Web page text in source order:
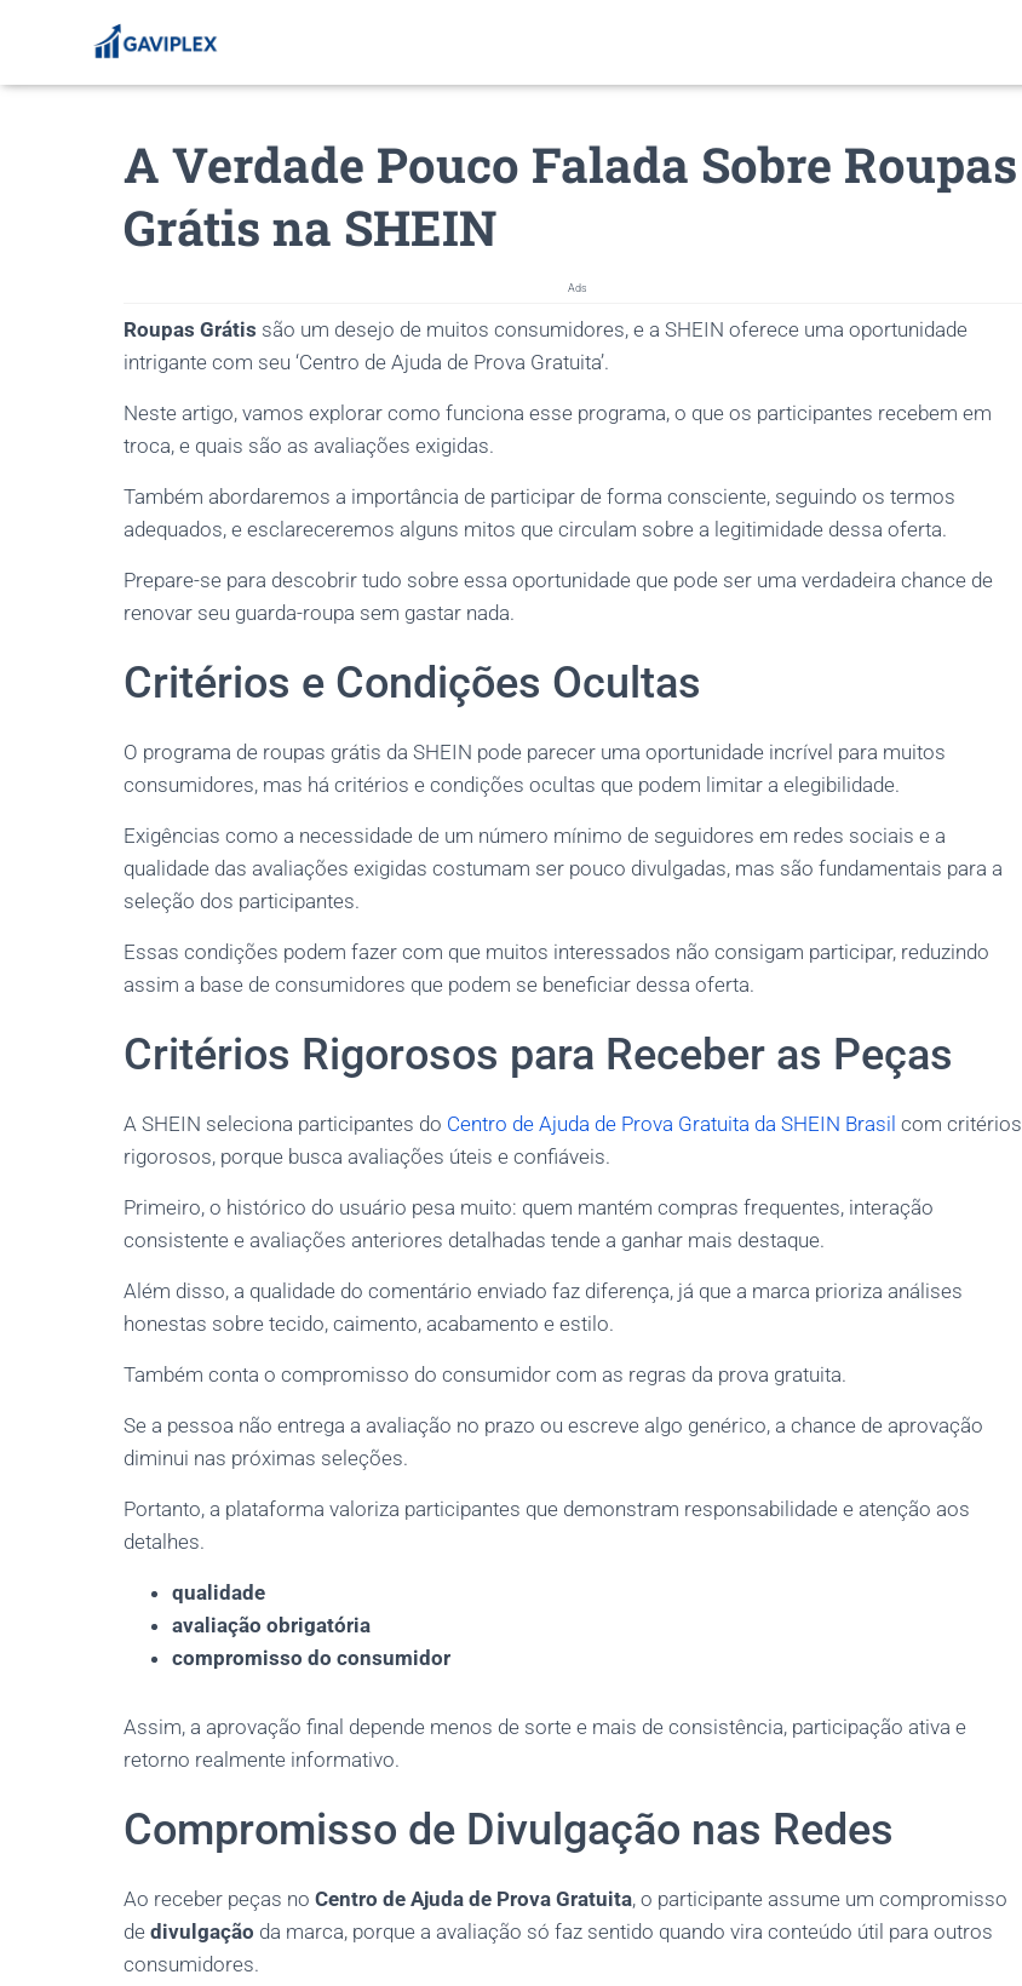
A Verdade Pouco Falada Sobre Roupas
Grátis na SHEIN
Ads
Roupas Grátis são um desejo de muitos consumidores, e a SHEIN oferece uma oportunidade
intrigante com seu ‘Centro de Ajuda de Prova Gratuita’.
Neste artigo, vamos explorar como funciona esse programa, o que os participantes recebem em
troca, e quais são as avaliações exigidas.
Também abordaremos a importância de participar de forma consciente, seguindo os termos
adequados, e esclareceremos alguns mitos que circulam sobre a legitimidade dessa oferta.
Prepare-se para descobrir tudo sobre essa oportunidade que pode ser uma verdadeira chance de
renovar seu guarda-roupa sem gastar nada.
Critérios e Condições Ocultas
O programa de roupas grátis da SHEIN pode parecer uma oportunidade incrível para muitos
consumidores, mas há critérios e condições ocultas que podem limitar a elegibilidade.
Exigências como a necessidade de um número mínimo de seguidores em redes sociais e a
qualidade das avaliações exigidas costumam ser pouco divulgadas, mas são fundamentais para a
seleção dos participantes.
Essas condições podem fazer com que muitos interessados não consigam participar, reduzindo
assim a base de consumidores que podem se beneficiar dessa oferta.
Critérios Rigorosos para Receber as Peças
A SHEIN seleciona participantes do Centro de Ajuda de Prova Gratuita da SHEIN Brasil com critérios
rigorosos, porque busca avaliações úteis e confiáveis.
Primeiro, o histórico do usuário pesa muito: quem mantém compras frequentes, interação
consistente e avaliações anteriores detalhadas tende a ganhar mais destaque.
Além disso, a qualidade do comentário enviado faz diferença, já que a marca prioriza análises
honestas sobre tecido, caimento, acabamento e estilo.
Também conta o compromisso do consumidor com as regras da prova gratuita.
Se a pessoa não entrega a avaliação no prazo ou escreve algo genérico, a chance de aprovação
diminui nas próximas seleções.
Portanto, a plataforma valoriza participantes que demonstram responsabilidade e atenção aos
detalhes.
qualidade
avaliação obrigatória
compromisso do consumidor
Assim, a aprovação final depende menos de sorte e mais de consistência, participação ativa e
retorno realmente informativo.
Compromisso de Divulgação nas Redes
Ao receber peças no Centro de Ajuda de Prova Gratuita, o participante assume um compromisso
de divulgação da marca, porque a avaliação só faz sentido quando vira conteúdo útil para outros
consumidores.